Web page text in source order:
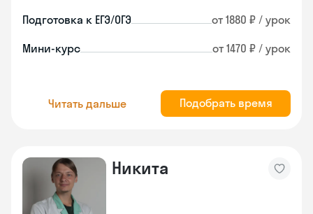
Подготовка к ЕГЭ/ОГЭ от 1880 ₽ / урок
Мини-курс от 1470 ₽ / урок
Читать дальше Подобрать время
Никита